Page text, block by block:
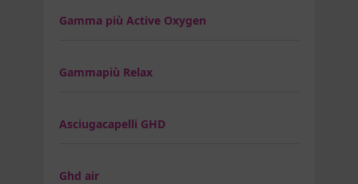
Gamma più Active Oxygen
Gammapiù Relax
Asciugacapelli GHD
Ghd air